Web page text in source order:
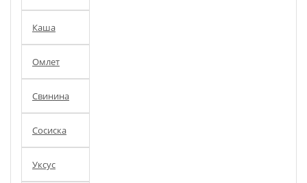
Каша
Омлет
Свинина
Сосиска
Уксус